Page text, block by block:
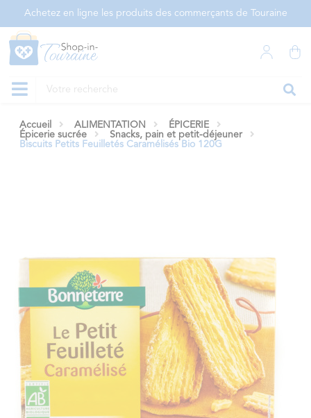
Achetez en ligne les produits des commerçants de Touraine
Accueil ALIMENTATION
ÉPICERIE
Épicerie sucrée
Snacks, pain et petit-déjeuner
Biscuits Petits Feuilletés Caramélisés Bio 120G
Panneau de gestion des cookies